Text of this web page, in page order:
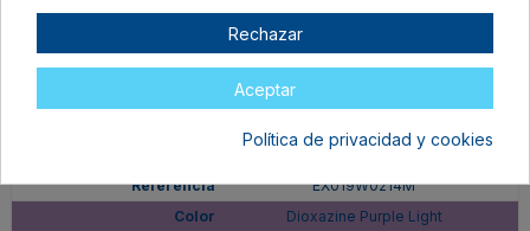
En stock
EX019W0214M
Dioxazine Purple Light
Rechazar
Aceptar
Política de privacidad y cookies